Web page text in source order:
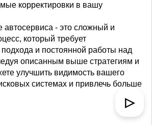
корректировки в вашу
автосервиса - это сложный и
который требует
подхода и постоянной работы над
описанным выше стратегиям и
улучшить видимость вашего
системах и привлечь больше
▷